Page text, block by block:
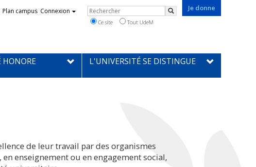
Je donne
Plan campus Connexion Rechercher
Rechercher
Ce site Tout UdeM
HONORE L'UNIVERSITÉ SE DISTINGUE
de leur travail par des organismes
enseignement ou en engagement social,